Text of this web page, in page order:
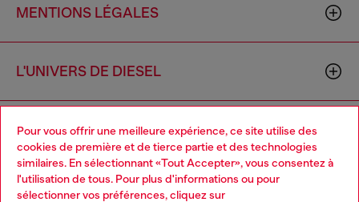
Pour vous offrir une meilleure expérience, ce site utilise des
cookies de première et de tierce partie et des technologies
similaires. En sélectionnant «Tout Accepter», vous consentez à
l'utilisation de tous. Pour plus d'informations ou pour
sélectionner vos préférences, cliquez sur
MENTIONS LÉGALES
L'UNIVERS DE DIESEL
CORPORATE
Choose your location